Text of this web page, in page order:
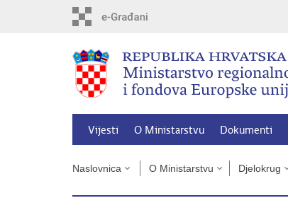
Vijesti O Ministarstvu Dokumenti
Naslovnica O Ministarstvu Djelokrug